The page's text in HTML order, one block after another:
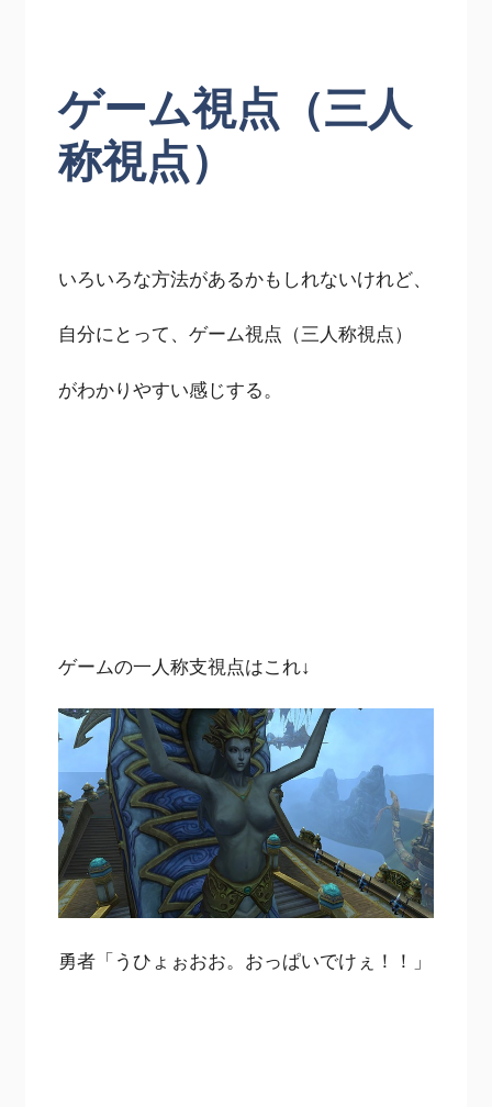
ゲーム視点（三人
称視点）
いろいろな方法があるかもしれないけれど、
自分にとって、ゲーム視点（三人称視点）
がわかりやすい感じする。
ゲームの一人称支視点はこれ↓
勇者「うひょぉおお。おっぱいでけぇ！！」